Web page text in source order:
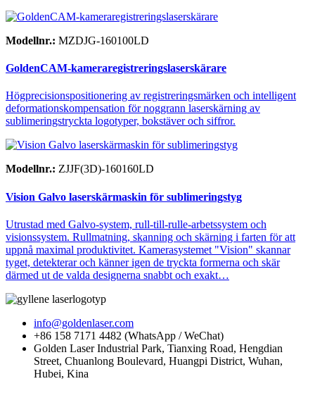
Modellnr.: MZDJG-160100LD
GoldenCAM-kameraregistreringslaserskärare
Högprecisionspositionering av registreringsmärken och intelligent
deformationskompensation för noggrann laserskärning av
sublimeringstryckta logotyper, bokstäver och siffror.
Modellnr.: ZJJF(3D)-160160LD
Vision Galvo laserskärmaskin för sublimeringstyg
Utrustad med Galvo-system, rull-till-rulle-arbetssystem och
visionssystem. Rullmatning, skanning och skärning i farten för att
uppnå maximal produktivitet. Kamerasystemet "Vision" skannar
tyget, detekterar och känner igen de tryckta formerna och skär
därmed ut de valda designerna snabbt och exakt…
info@goldenlaser.com
+86 158 7171 4482 (WhatsApp / WeChat)
Golden Laser Industrial Park, Tianxing Road, Hengdian
Street, Chuanlong Boulevard, Huangpi District, Wuhan,
Hubei, Kina